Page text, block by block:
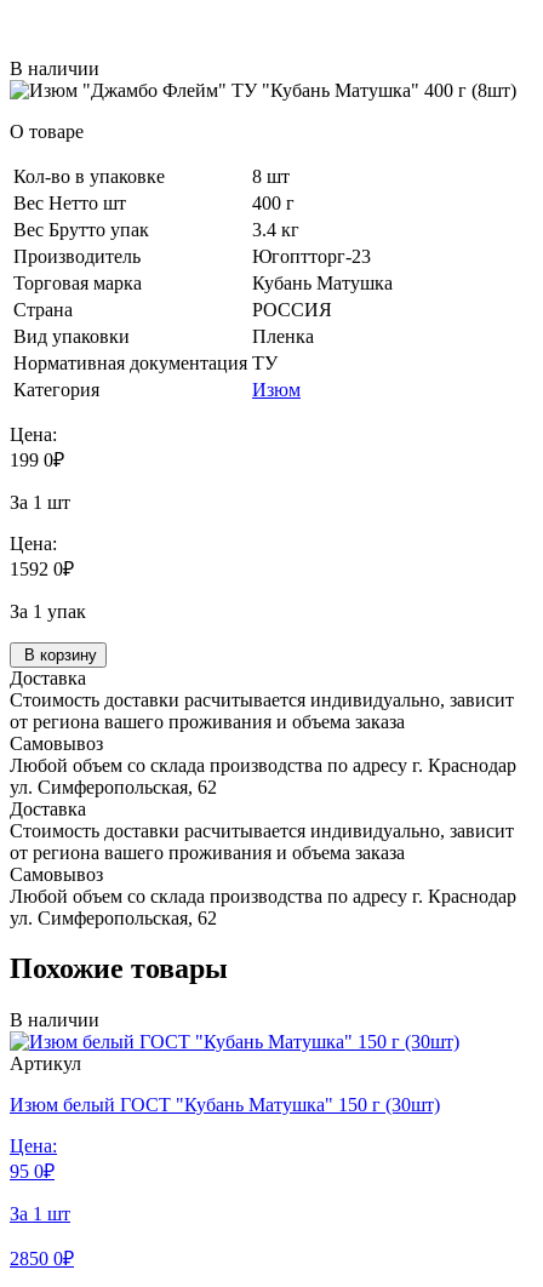
В наличии
О товаре
Кол-во в упаковке
8 шт
Вес Нетто шт
400 г
Вес Брутто упак
3.4 кг
Производитель
Югоптторг-23
Торговая марка
Кубань Матушка
Страна
РОССИЯ
Вид упаковки
Пленка
Нормативная документация ТУ
Категория
Изюм
Цена:
199 0₽
За 1 шт
Цена:
1592 0₽
За 1 упак
В корзину
Доставка
Стоимость доставки расчитывается индивидуально, зависит
от региона вашего проживания и объема заказа
Самовывоз
Любой объем со склада производства по адресу г. Краснодар
ул. Симферопольская, 62
Доставка
Стоимость доставки расчитывается индивидуально, зависит
от региона вашего проживания и объема заказа
Самовывоз
Любой объем со склада производства по адресу г. Краснодар
ул. Симферопольская, 62
Похожие товары
В наличии
Артикул
Изюм белый ГОСТ "Кубань Матушка" 150 г (30шт)
Цена:
95 0₽
За 1 шт
2850 0₽